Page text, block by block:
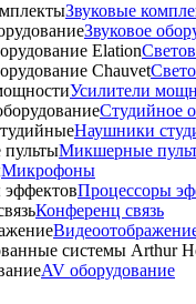
Звуковые
Звуковое
Усилители
Студийное
Наушники
Микшерные
Микрофоны
Процессоры
Конференц связь
AV оборудование